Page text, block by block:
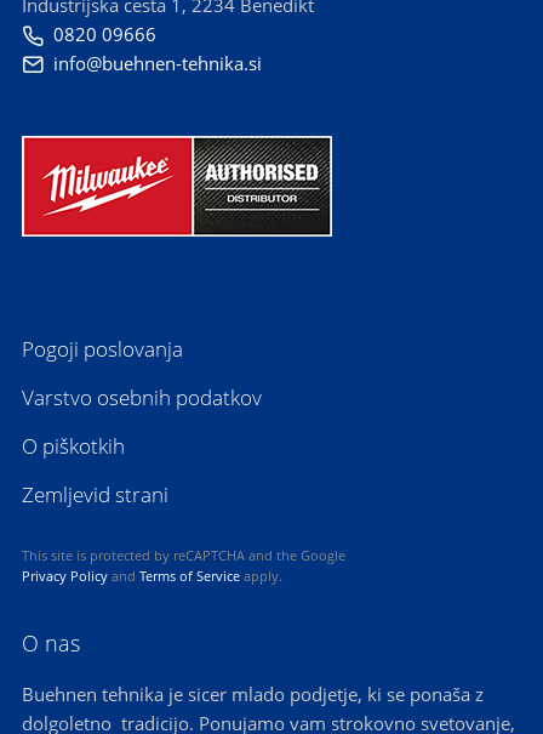
Industrijska cesta 1, 2234 Benedikt
 0820 09666
 info@buehnen-tehnika.si
Pogoji poslovanja
Varstvo osebnih podatkov
O piškotkih
Zemljevid strani
This site is protected by reCAPTCHA and the Google
Privacy Policy and Terms of Service apply.
O nas
Buehnen tehnika je sicer mlado podjetje, ki se ponaša z
dolgoletno tradicijo. Ponujamo vam strokovno svetovanje,